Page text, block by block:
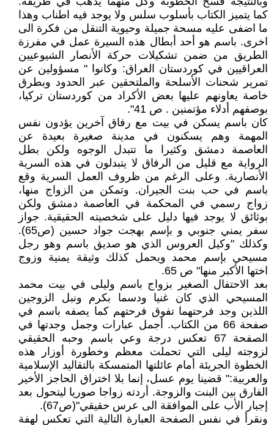
كما يتميز الكتاب بأسلوب سلس ولا يوجد فيه اطناب وهذا
ما اضفى عليه مسحة جميلة وحيوية التنقل من فكرة الى
اخرى. باسم هو أحد أبطال هذه السيرة عمل في مفرزة
الطريق من ضمن تشكيلات حركة الأنصار الشيوعيين
العراقيين في كوردستان العراق: وكانوا " مسؤولين عن
تمرير شحنات الأسلحة والملتحقين عبر الحدود وبطرق
خاصة يعاونهم عليها بعض الأكراد من كوردستان تركيا،
بوصفهم أدلاء مؤتمنين . ص 41".
كان باسم يسكن في بيت مع رفاق آخرين يؤدون نفس
المهمة وهم يسكنون في مدينة صغيرة بعيدة عن
العاصمة دمشق وكثيرا ما تتبدل الوجوه ولكن بطل
الرواية مع قليل من الرفاق لا يتبدلون في هذه السرية
الأنصارية. وعلى الرغم من ظروف العمل السرية وقع
باسم في حب بنت الجيران. وتمكن من الزواج منها،
زواج رسمي في المحكمة في العاصمة دمشق ولكن
بوثائق لا يوجد فيها دليل على شخصيته الحقيقية. جواز
سفر يمني جنوبي و بإسم بهجت جواد حسين (ص65).
وكذلك "وكيل العروس الذي هو صديق باسم وهو رجل
مسيحي بإسم محمد ويحمل كذلك وثيقة يمنية وزوج
اختها الأكبر منها" ص 65.
بعد الاحتفال الصغير بزواج باسم وليلى في بيت محمد
المسيحي الذي كان غنيا ودسما بكرم ونبل الزوجين
اللذين وجد فرحتهما تفوق فرحتهم كما يصفه باسم في
صفحة 66 من الكتاب. أجمل عبارات وجمل وجدتها في
الصفحة 67 تعكس درجة وعي باسم وحبه الحقيقي
لزوجته ليلى التي تحملت معظم وخطورة أوزار هذه
الخطوة الجريئة أمام عائلتها المتمسكة بالتقاليد الإسلامية
والعربية:" قضينا يوم عسل، إنما بلا اختراق الحاجز الأخير
الفارق بين البنت والزوجة. أردته زواجا صوريا ليتحول بعد
إجبار الأب على الموافقة الى عرس حقيقي"(ص67).
ونقرأ في نفس الصفحة العبارة التالية التي تعكس لهفة